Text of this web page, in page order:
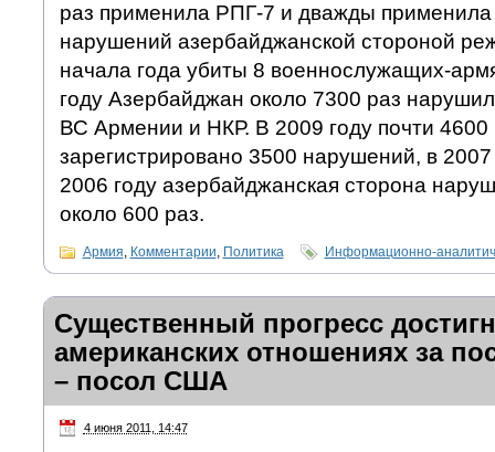
раз применила РПГ-7 и дважды применила
нарушений азербайджанской стороной
начала года убиты 8 военнослужащих-
году Азербайджан около 7300 раз
ВС Армении и НКР. В 2009 году почти 4600
зарегистрировано 3500 нарушений, в 2007
2006 году азербайджанская сторона
около 600 раз.
Армия, Комментарии, Политика Информационно-
Существенный прогресс
американских отношениях за
– посол США
4 июня 2011, 14:47